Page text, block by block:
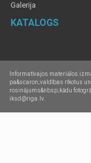
Galerija
KATALOGS
Informatīvajos materiālos
pa&scaron;valdības rīkotus
rosinājums&nbsp;kādu
iksd@riga.lv.